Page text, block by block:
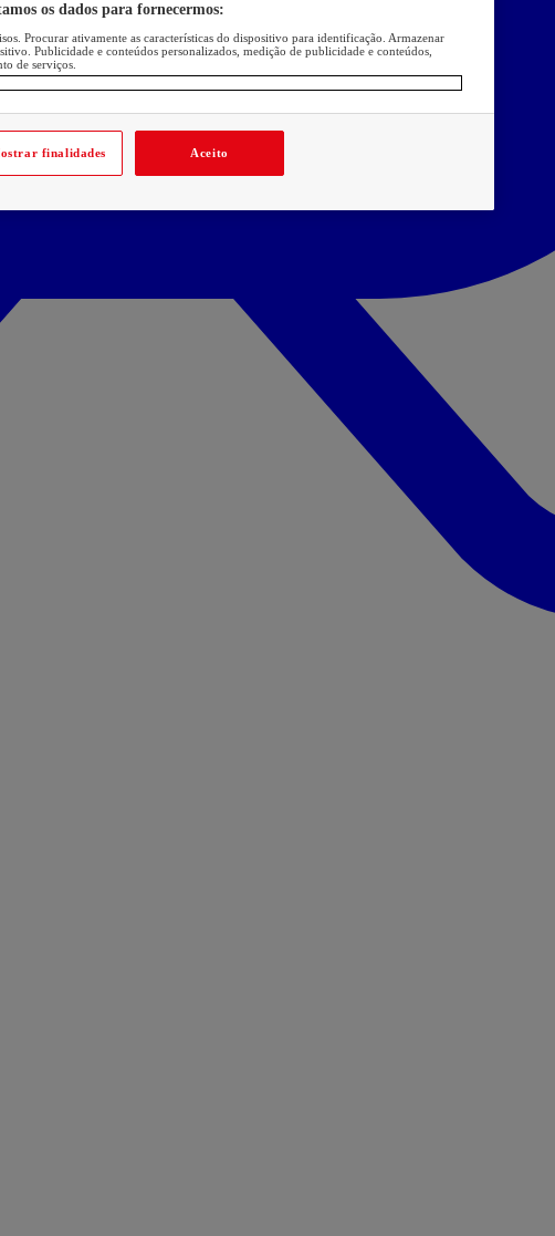
os dados para fornecermos:
Procurar ativamente as características do dispositivo para identificação. Armazenar
Publicidade e conteúdos personalizados, medição de publicidade e conteúdos,
de serviços.
finalidades Aceito